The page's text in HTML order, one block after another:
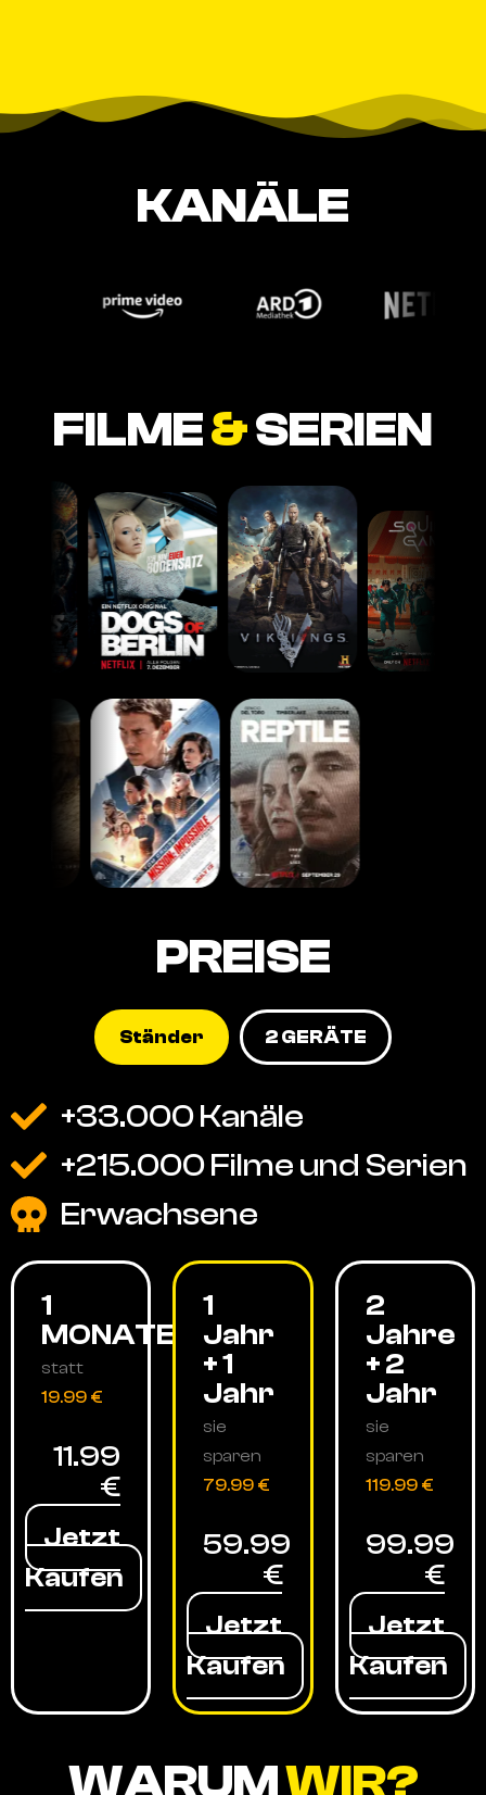
KANÄLE
FILME&SERIEN
PREISE
Ständer 2 GERÄTE
+33.000 Kanäle
+215.000 Filme und Serien
Erwachsene
1
MONATE
statt
19.99 €
11.99
€
Jetzt
Kaufen
1
Jahr
+ 1
Jahr
sie
sparen
79.99 €
59.99
€
Jetzt
Kaufen
2
Jahre
+ 2
Jahr
sie
sparen
119.99 €
99.99
€
Jetzt
Kaufen
WARUMWIR?